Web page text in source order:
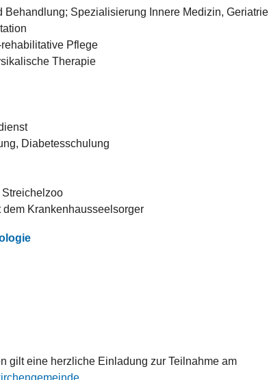
Behandlung; Spezialisierung Innere Medizin, Geriatrie
Pflege
Therapie
Diabetesschulung
Krankenhausseelsorger
gilt eine herzliche Einladung zur Teilnahme am
.